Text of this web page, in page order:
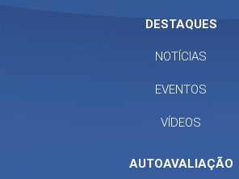
DESTAQUES
NOTÍCIAS
EVENTOS
VÍDEOS
AUTOAVALIAÇÃO